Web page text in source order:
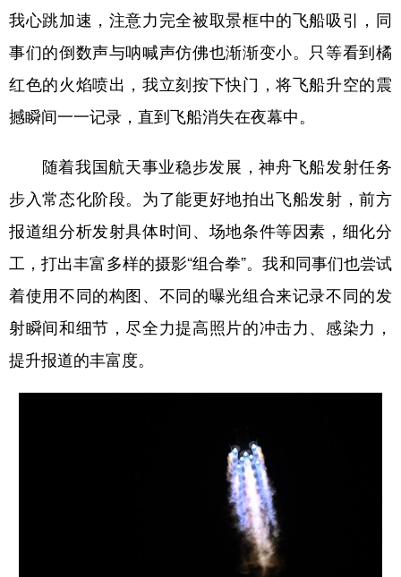
我心跳加速，注意力完全被取景框中的飞船吸引，同
事们的倒数声与呐喊声仿佛也渐渐变小。只等看到橘
红色的火焰喷出，我立刻按下快门，将飞船升空的震
撼瞬间一一记录，直到飞船消失在夜幕中。
随着我国航天事业稳步发展，神舟飞船发射任务
步入常态化阶段。为了能更好地拍出飞船发射，前方
报道组分析发射具体时间、场地条件等因素，细化分
工，打出丰富多样的摄影“组合拳”。我和同事们也尝试
着使用不同的构图、不同的曝光组合来记录不同的发
射瞬间和细节，尽全力提高照片的冲击力、感染力，
提升报道的丰富度。